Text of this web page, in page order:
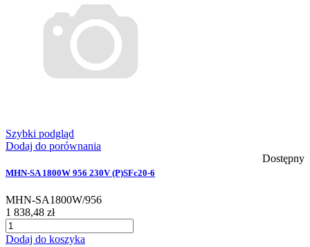
Szybki podgląd
Dodaj do porównania
Dostępny
MHN-SA 1800W 956 230V (P)SFc20-6
MHN-SA1800W/956
1 838,48 zł
Dodaj do koszyka